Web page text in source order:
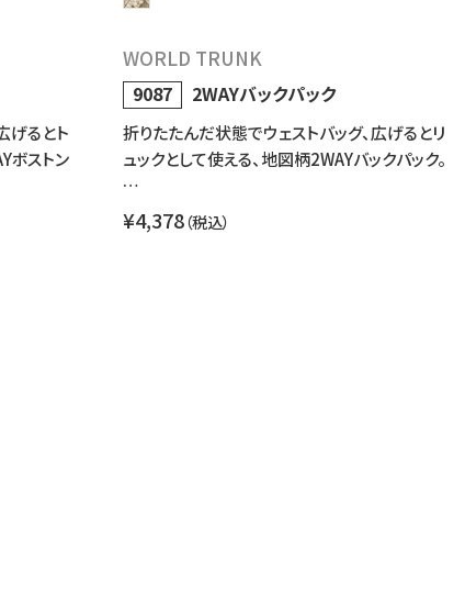
げるとト
ボストン
WORLD TRUNK
9087 2WAYバックパック
折りたたんだ状態でウェストバッグ、広げるとリ
ュックとして使える、地図柄2WAYバックパック。
…
¥4,378（税込）